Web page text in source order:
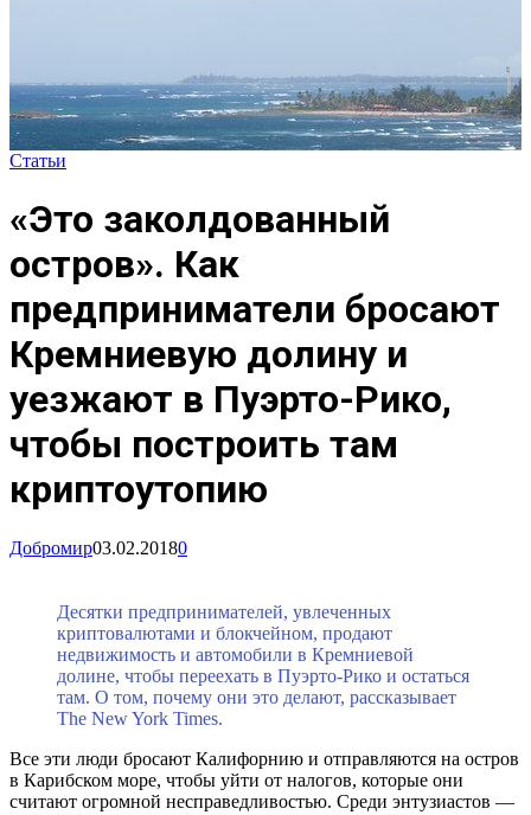
Статьи
«Это заколдованный
остров». Как
предприниматели бросают
Кремниевую долину и
уезжают в Пуэрто-Рико,
чтобы построить там
криптоутопию
Добромир03.02.20180
Десятки предпринимателей, увлеченных
криптовалютами и блокчейном, продают
недвижимость и автомобили в Кремниевой
долине, чтобы переехать в Пуэрто-Рико и остаться
там. О том, почему они это делают, рассказывает
The New York Times.
Все эти люди бросают Калифорнию и отправляются на остров
в Карибском море, чтобы уйти от налогов, которые они
считают огромной несправедливостью. Среди энтузиастов —